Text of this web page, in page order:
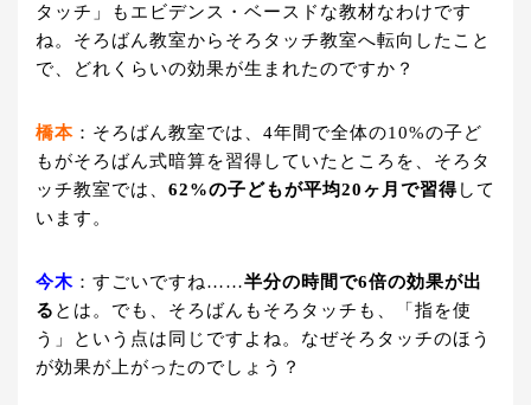
タッチ」もエビデンス・ベースドな教材なわけです
ね。そろばん教室からそろタッチ教室へ転向したこと
で、どれくらいの効果が生まれたのですか？
橋本 ：そろばん教室では、4年間で全体の10%の子ど
もがそろばん式暗算を習得していたところを、そろタ
ッチ教室では、 62%の子どもが平均20ヶ月で習得して
います。
今木 ：すごいですね……半分の時間で6倍の効果が出
る とは。でも、そろばんもそろタッチも、「指を使
う」という点は同じですよね。なぜそろタッチのほう
が効果が上がったのでしょう？